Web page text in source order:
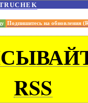
Подпишитесь на обновления
RSS